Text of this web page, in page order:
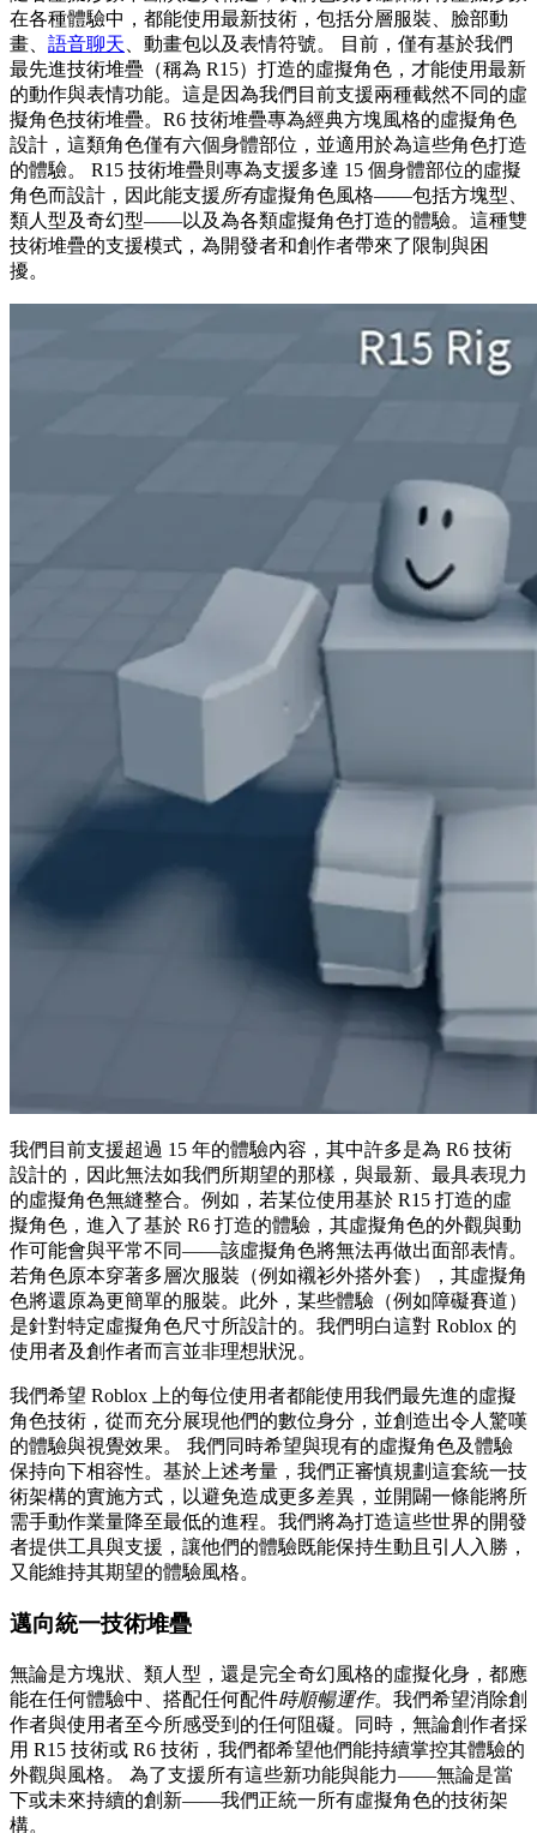
在各種體驗中，都能使用最新技術，包括分層服裝、臉部動
畫、 語音聊天 、動畫包以及表情符號。 目前，僅有基於我們
最先進技術堆疊（稱為 R15）打造的虛擬角色，才能使用最新
的動作與表情功能。這是因為我們目前支援兩種截然不同的虛
擬角色技術堆疊。R6 技術堆疊專為經典方塊風格的虛擬角色
設計，這類角色僅有六個身體部位，並適用於為這些角色打造
的體驗。 R15 技術堆疊則專為支援多達 15 個身體部位的虛擬
角色而設計，因此能支援所有虛擬角色風格——包括方塊型、
類人型及奇幻型——以及為各類虛擬角色打造的體驗。這種雙
技術堆疊的支援模式，為開發者和創作者帶來了限制與困
擾。
我們目前支援超過 15 年的體驗內容，其中許多是為 R6 技術
設計的，因此無法如我們所期望的那樣，與最新、最具表現力
的虛擬角色無縫整合。例如，若某位使用基於 R15 打造的虛
擬角色，進入了基於 R6 打造的體驗，其虛擬角色的外觀與動
作可能會與平常不同——該虛擬角色將無法再做出面部表情。
若角色原本穿著多層次服裝（例如襯衫外搭外套），其虛擬角
色將還原為更簡單的服裝。此外，某些體驗（例如障礙賽道）
是針對特定虛擬角色尺寸所設計的。我們明白這對 Roblox 的
使用者及創作者而言並非理想狀況。
我們希望 Roblox 上的每位使用者都能使用我們最先進的虛擬
角色技術，從而充分展現他們的數位身分，並創造出令人驚嘆
的體驗與視覺效果。 我們同時希望與現有的虛擬角色及體驗
保持向下相容性。基於上述考量，我們正審慎規劃這套統一技
術架構的實施方式，以避免造成更多差異，並開闢一條能將所
需手動作業量降至最低的進程。我們將為打造這些世界的開發
者提供工具與支援，讓他們的體驗既能保持生動且引人入勝，
又能維持其期望的體驗風格。
邁向統一技術堆疊
無論是方塊狀、類人型，還是完全奇幻風格的虛擬化身，都應
能在任何體驗中、搭配任何配件時順暢運作。我們希望消除創
作者與使用者至今所感受到的任何阻礙。同時，無論創作者採
用 R15 技術或 R6 技術，我們都希望他們能持續掌控其體驗的
外觀與風格。 為了支援所有這些新功能與能力——無論是當
下或未來持續的創新——我們正統一所有虛擬角色的技術架
構。